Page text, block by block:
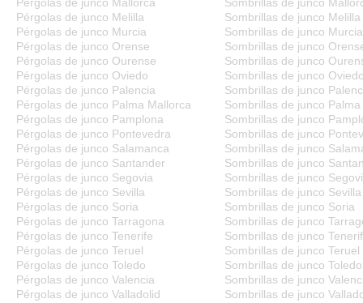
Pérgolas de junco Melilla
Sombrillas de junco Melilla
Pérgolas de junco Murcia
Sombrillas de junco Murcia
Pérgolas de junco Orense
Sombrillas de junco
Pérgolas de junco Ourense
Sombrillas de junco
Pérgolas de junco Oviedo
Sombrillas de junco
Pérgolas de junco Palencia
Sombrillas de junco
Pérgolas de junco Palma Mallorca
Sombrillas de junco
Pérgolas de junco Pamplona
Sombrillas de junco
Pérgolas de junco Pontevedra
Sombrillas de junco
Pérgolas de junco Salamanca
Sombrillas de junco
Pérgolas de junco Santander
Sombrillas de junco
Pérgolas de junco Segovia
Sombrillas de junco
Pérgolas de junco Sevilla
Sombrillas de junco Sevilla
Pérgolas de junco Soria
Sombrillas de junco Soria
Pérgolas de junco Tarragona
Sombrillas de junco
Pérgolas de junco Tenerife
Sombrillas de junco
Pérgolas de junco Teruel
Sombrillas de junco Teruel
Pérgolas de junco Toledo
Sombrillas de junco Toledo
Pérgolas de junco Valencia
Sombrillas de junco
Pérgolas de junco Valladolid
Sombrillas de junco